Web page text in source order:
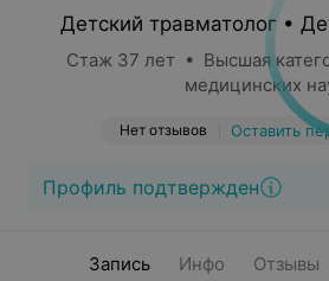
Детский травматолог •
Стаж 37 лет • Высшая
медицинских
Нет отзывов Оставить
Профиль подтвержден
Запись Инфо Отзывы